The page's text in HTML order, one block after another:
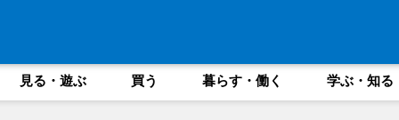
見る・遊ぶ 買う 暮らす・働く 学ぶ・知る